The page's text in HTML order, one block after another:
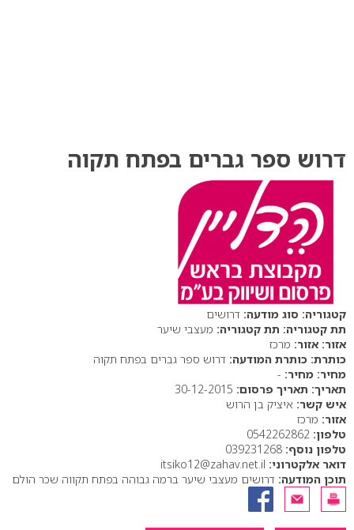
דרוש ספר גברים בפתח תקוה
סוג מודעה: דרושים
תת קטגוריה: מעצבי שיער
אזור: מרכז
כותרת המודעה: דרוש ספר גברים בפתח תקוה
מחיר: -
תאריך פרסום:
איש קשר: איציק בן הרוש
אזור: מרכז
טלפון:
טלפון נוסף:
דואר אלקטרוני:
תוכן המודעה: דרושים מעצבי שיער ברמה גבוהה בפתח תקווה שכר הולם